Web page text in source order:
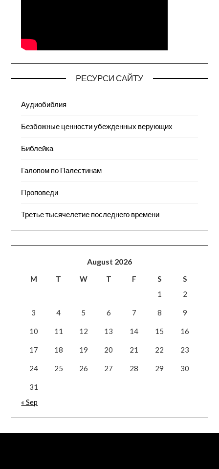
РЕСУРСИ САЙТУ
Аудиобиблия
Безбожные ценности убежденных верующих
Библейка
Галопом по Палестинам
Проповеди
Третье тысячелетие последнего времени
August 2026
M T W T F S
S
1
2
3 4 5 6 7 8 9
10 11 12 13 14 15 16
17 18 19 20 21 22 23
24 25 26 27 28 29 30
31
« Sep